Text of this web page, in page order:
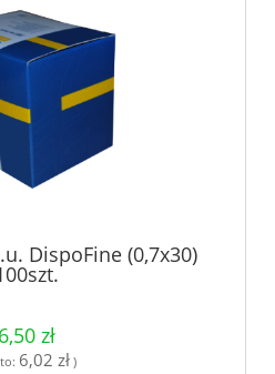
DispoFine (0,7x30)
6,50 zł
6,02 zł)